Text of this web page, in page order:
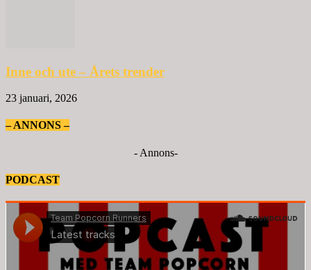
Inne och ute – Årets trender
23 januari, 2026
– ANNONS –
- Annons-
PODCAST